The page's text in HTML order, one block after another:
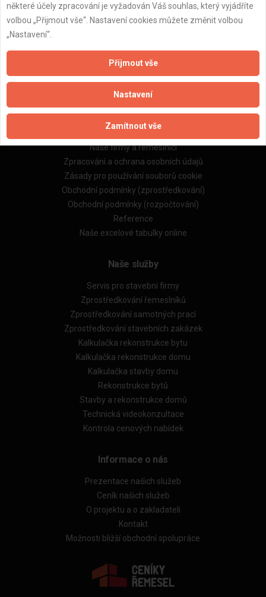
ZPĚT
Důležité informace
Naše firmy a řemeslníci
Zpracování a ochrana osobních údajů
Zásady pro používání souborů cookie
Obchodní podmínky (zprostředkování)
Obchodní podmínky (rozpočtování)
Reference
Naše excelové tabulky online
Naše služby
Servis pro stavební firmy
Zprostředkování řemeslníků
Zprostředkování samotných prací
Zprostředkování stavebních zakázek
Kalkulačka rekonstrukce bytu
Kalkulačka rekonstrukce domu
Kalkulačka stavby domu
Rekonstrukce bytů
Stavby a rekonstrukce domů
Technická videokonzultace
Kontrola cenových nabídek
Informace o nás
Prezentace našich služeb
Ceník našich služeb
O projektu a o zakladateli
Kontakt
Možnosti bližší obchodní spolupráce
některé účely zpracování je vyžadován Váš souhlas, který vyjádříte
volbou „Přijmout vše“. Nastavení cookies můžete změnit volbou
„Nastavení“.
Přijmout vše
Nastavení
Zamítnout vše